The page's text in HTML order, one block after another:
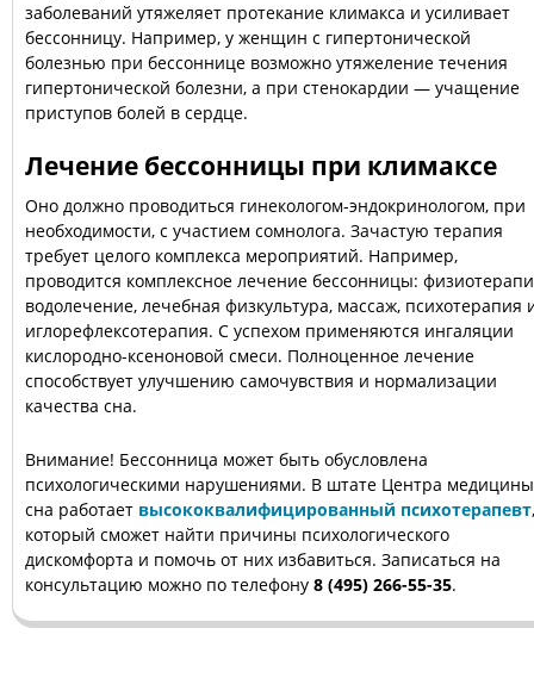
заболеваний утяжеляет протекание климакса и усиливает
бессонницу. Например, у женщин с гипертонической
болезнью при бессоннице возможно утяжеление течения
гипертонической болезни, а при стенокардии — учащение
приступов болей в сердце.
Лечение бессонницы при климаксе
Оно должно проводиться гинекологом-эндокринологом, при
необходимости, с участием сомнолога. Зачастую терапия
требует целого комплекса мероприятий. Например,
проводится комплексное лечение бессонницы:
водолечение, лечебная физкультура, массаж, психотерапия
иглорефлексотерапия. С успехом применяются ингаляции
кислородно-ксеноновой смеси. Полноценное лечение
способствует улучшению самочувствия и нормализации
качества сна.
Внимание! Бессонница может быть обусловлена
психологическими нарушениями. В штате Центра медицины
сна работает высококвалифицированный психотерапевт,
который сможет найти причины психологического
дискомфорта и помочь от них избавиться. Записаться на
консультацию можно по телефону 8 (495) 266-55-35.